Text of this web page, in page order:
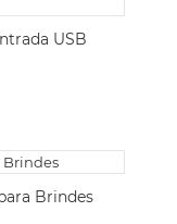
USB
Brindes